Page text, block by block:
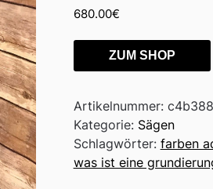
680.00€
ZUM SHOP
Artikelnummer:
Kategorie: Sägen
Schlagwörter: farben
was ist eine